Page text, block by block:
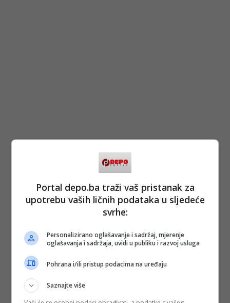
Portal depo.ba traži vaš pristanak za
upotrebu vaših ličnih podataka u sljedeće
svrhe:
Personalizirano oglašavanje i sadržaj, mjerenje
oglašavanja i sadržaja, uvidi u publiku i razvoj usluga
Pohrana i/ili pristup podacima na uređaju
Saznajte više